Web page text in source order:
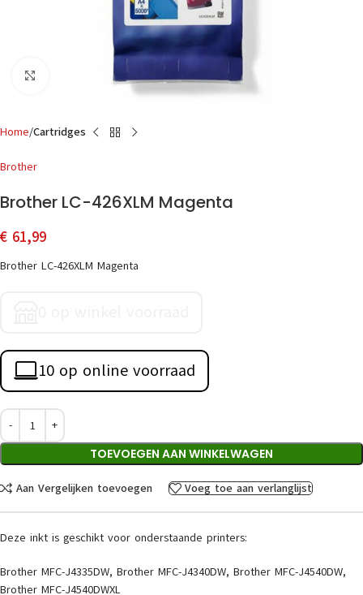
Click to enlarge
Home Cartridges
Brother
Brother LC-426XLM Magenta
€ 61,99
Brother LC-426XLM Magenta
10 op online voorraad
TOEVOEGEN AAN WINKELWAGEN
Aan Vergelijken toevoegen Voeg toe aan verlanglijst
Deze inkt is geschikt voor onderstaande printers:
Brother MFC-J4335DW, Brother MFC-J4340DW, Brother MFC-J4540DW,
Brother MFC-J4540DWXL